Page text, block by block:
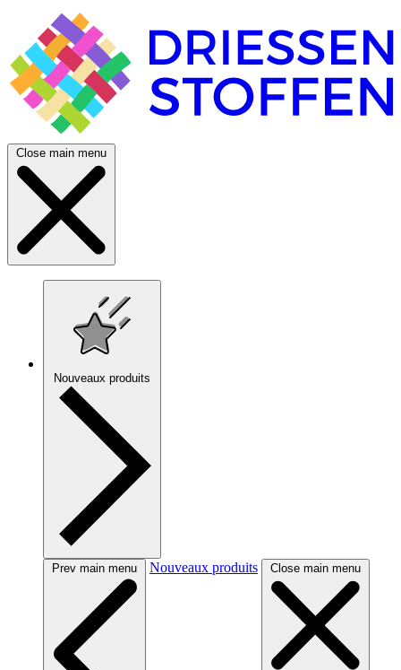
Close main menu
Nouveaux produits
Prev main menu Nouveaux produits Close main menu